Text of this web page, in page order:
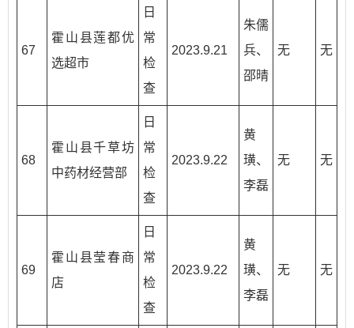
67
霍山县莲都优
选超市
日
常
检
查
2023.9.21
朱儒
兵、
邵晴
无 无
68
霍山县千草坊
中药材经营部
日
常
检
查
2023.9.22
黄
璜、
李磊
无 无
69
霍山县莹春商
店
日
常
检
查
2023.9.22
黄
璜、
李磊
无 无